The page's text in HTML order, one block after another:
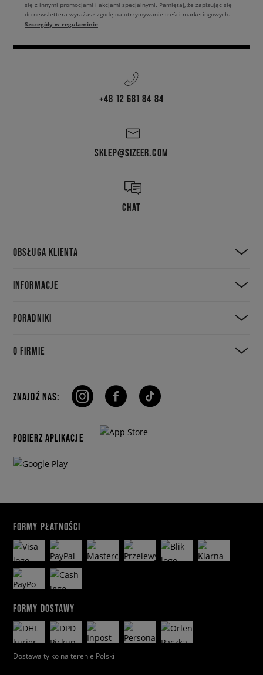
się z innymi promocjami i akcjami specjalnymi. Pamiętaj, że zapisując się
do newslettera wyrażasz zgodę na otrzymywanie treści marketingowych.
Szczegóły w regulaminie.
+48 12 681 84 84
SKLEP@SIZEER.COM
CHAT
OBSŁUGA KLIENTA
INFORMACJE
PORADNIKI
O FIRMIE
ZNAJDŹ NAS:
POBIERZ APLIKACJE
FORMY PŁATNOŚCI
FORMY DOSTAWY
Dostawa tylko na terenie Polski